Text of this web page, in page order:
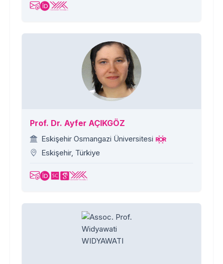
Prof. Dr. Ayfer AÇIKGÖZ
Eskişehir Osmangazi Üniversitesi
Eskişehir, Türkiye